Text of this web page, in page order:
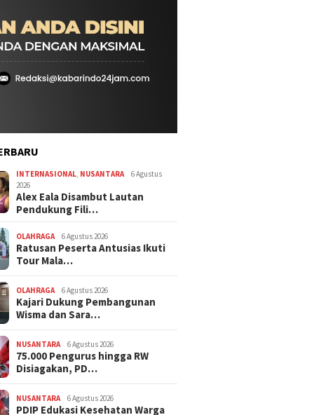
INTERNASIONAL NUSANTARA
6 Agustus
2026
Alex Eala Disambut Lautan
Pendukung Fili…
OLAHRAGA 6 Agustus 2026
Ratusan Peserta Antusias Ikuti
Tour Mala…
OLAHRAGA 6 Agustus 2026
Kajari Dukung Pembangunan
Wisma dan Sara…
NUSANTARA 6 Agustus 2026
75.000 Pengurus hingga RW
Disiagakan, PD…
NUSANTARA 6 Agustus 2026
PDIP Edukasi Kesehatan Warga